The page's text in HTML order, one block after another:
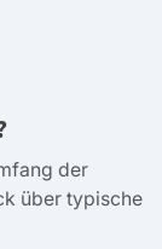
der
über typische